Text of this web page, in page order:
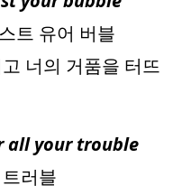
트 유어 버블
너의 거품을 터뜨
all your trouble
러블